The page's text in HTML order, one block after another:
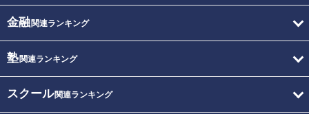
金融関連ランキング
塾関連ランキング
スクール関連ランキング